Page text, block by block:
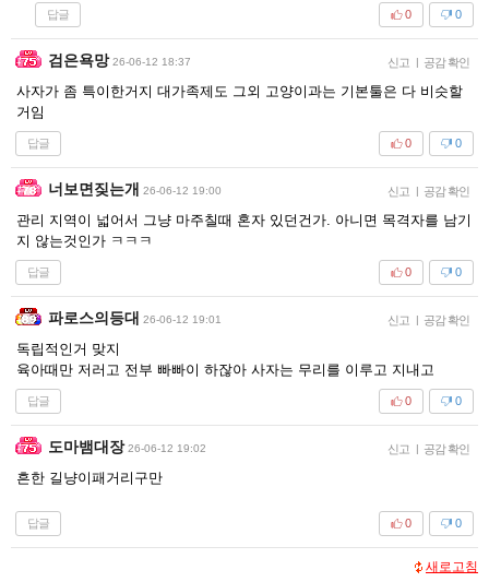
답글 0
0
검은욕망 26-06-12 18:37 신고 | 공감 확인
사자가 좀 특이한거지 대가족제도 그외 고양이과는 기본툴은 다 비슷할
거임
답글 0
0
너보면짖는개 26-06-12 19:00 신고 | 공감 확인
관리 지역이 넓어서 그냥 마주칠때 혼자 있던건가. 아니면 목격자를 남기
지 않는것인가 ㅋㅋㅋ
답글 0
0
파로스의등대 26-06-12 19:01 신고 | 공감 확인
독립적인거 맞지
육아때만 저러고 전부 빠빠이 하잖아 사자는 무리를 이루고 지내고
답글 0
0
도마뱀대장 26-06-12 19:02 신고 | 공감 확인
흔한 길냥이패거리구만
답글 0
0
새로고침